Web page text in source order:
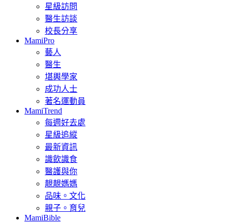
星級訪問
醫生訪談
校長分享
MamiPro
藝人
醫生
堪輿學家
成功人士
著名運動員
MamiTrend
每週好去處
星級追縱
最新資訊
識飲識食
醫護與你
靚靚媽媽
品味。文化
親子。育兒
MamiBible